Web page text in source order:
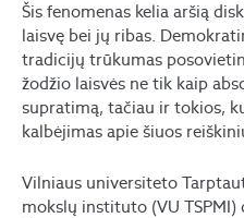
Šis fenomenas kelia aršią
laisvę bei jų ribas.
tradicijų trūkumas
žodžio laisvės ne tik kaip
supratimą, tačiau ir tokios,
kalbėjimas apie šiuos
Vilniaus universiteto
mokslų instituto (VU TSPMI)